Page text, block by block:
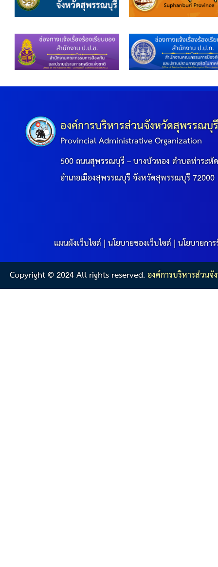
องค์การบริหารส่วนจังหวัดสุพรรณบุ
Provincial Administrative Organization
500 ถนนสุพรรณบุรี – บางบัวทอง ตำบลท่าระหั
อำเภอเมืองสุพรรณบุรี จังหวัดสุพรรณบุรี 72000
แผนผังเว็บไซต์|นโยบายของเว็บไซต์|นโยบายกา
Copyright © 2024 All rights reserved.องค์การบริหารส่วน